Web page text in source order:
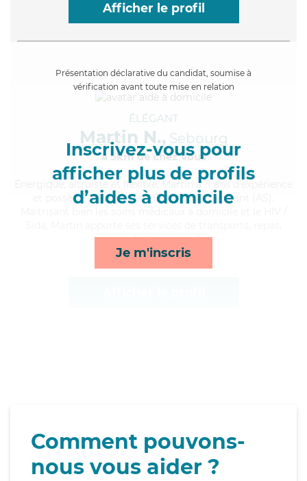
Afficher le profil
Présentation déclarative du candidat, soumise à
vérification avant toute mise en relation
Inscrivez-vous pour
afficher plus de profils
d’aides à domicile
Je m'inscris
ÉLÉGANT
Martin N., Sebourg
à 5km de chez Vous
, altruiste et flexible, Martin a 11 ans d'expérience
et possède un diplôme d'Etat d'aide-soignant (AS).
rappels et ménage*
Comment pouvons-
nous vous aider ?